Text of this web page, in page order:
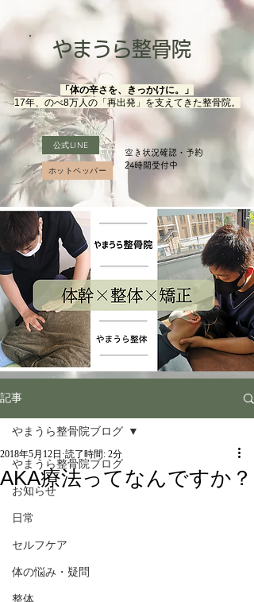
「体の辛さを、きっかけに。」
17年、のべ8万人の「再出発」を支えてきた整骨院。
やまうら整骨院
公式LINE
空き状況確認・予約
​24時間受付中
ホットペッパー
記事
やまうら整骨院ブログ
お知らせ
日常
セルフケア
体の悩み・疑問
整体
やまうら整骨院ブログ
AKA療法ってなんですか？
2018年5月12日 読了時間: 2分